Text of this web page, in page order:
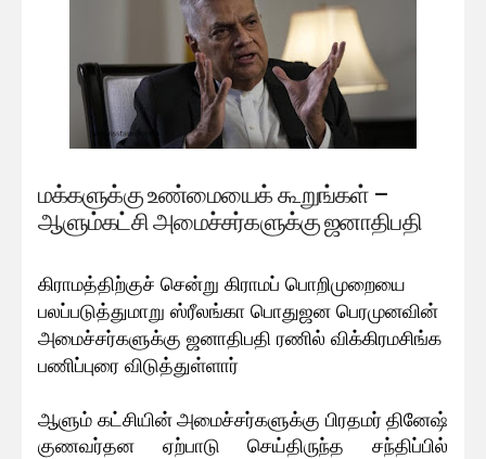
மக்களுக்கு உண்மையைக் கூறுங்கள் –
ஆளும்கட்சி அமைச்சர்களுக்கு ஜனாதிபதி
கிராமத்திற்குச் சென்று கிராமப் பொறிமுறையை
பலப்படுத்துமாறு ஸ்ரீலங்கா பொதுஜன பெரமுனவின்
அமைச்சர்களுக்கு ஜனாதிபதி ரணில் விக்கிரமசிங்க
பணிப்புரை விடுத்துள்ளார்
ஆளும் கட்சியின் அமைச்சர்களுக்கு பிரதமர் தினேஷ்
குணவர்தன ஏற்பாடு செய்திருந்த சந்திப்பில்